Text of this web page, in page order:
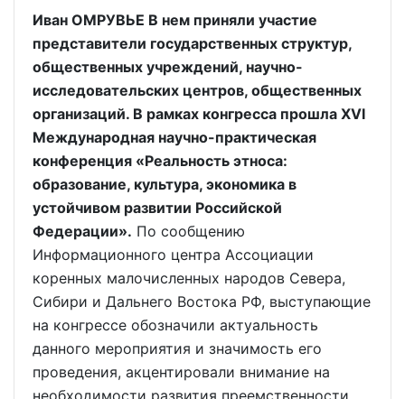
Иван ОМРУВЬЕ В нем приняли участие
представители государственных структур,
общественных учреждений, научно-
исследовательских центров, общественных
организаций. В рамках конгресса прошла XVI
Международная научно-практическая
конференция «Реальность этноса:
образование, культура, экономика в
устойчивом развитии Российской
Федерации». По сообщению
Информационного центра Ассоциации
коренных малочисленных народов Севера,
Сибири и Дальнего Востока РФ, выступающие
на конгрессе обозначили актуальность
данного мероприятия и значимость его
проведения, акцентировали внимание на
необходимости развития преемственности